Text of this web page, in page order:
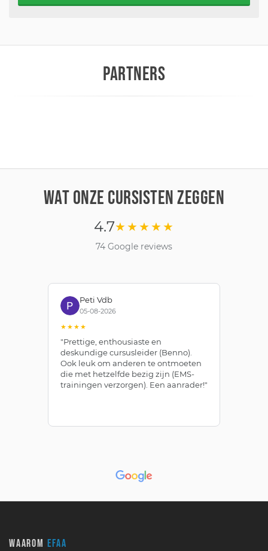
PARTNERS
WAT ONZE CURSISTEN ZEGGEN
4.7★★★★★
74 Google reviews
Peti Vdb
05-08-2026
★★★★
"Prettige, enthousiaste en
deskundige cursusleider (Benno).
Ook leuk om anderen te ontmoeten
die met hetzelfde bezig zijn (EMS-
trainingen verzorgen). Een aanrader!"
WAAROM EFAA